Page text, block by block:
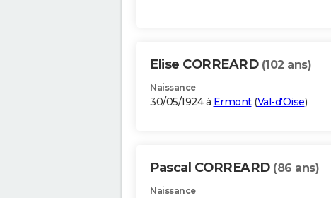
Elise CORREARD (102 ans)
Naissance
30/05/1924 à Ermont(Val-d'Oise)
Pascal CORREARD (86 ans)
Naissance